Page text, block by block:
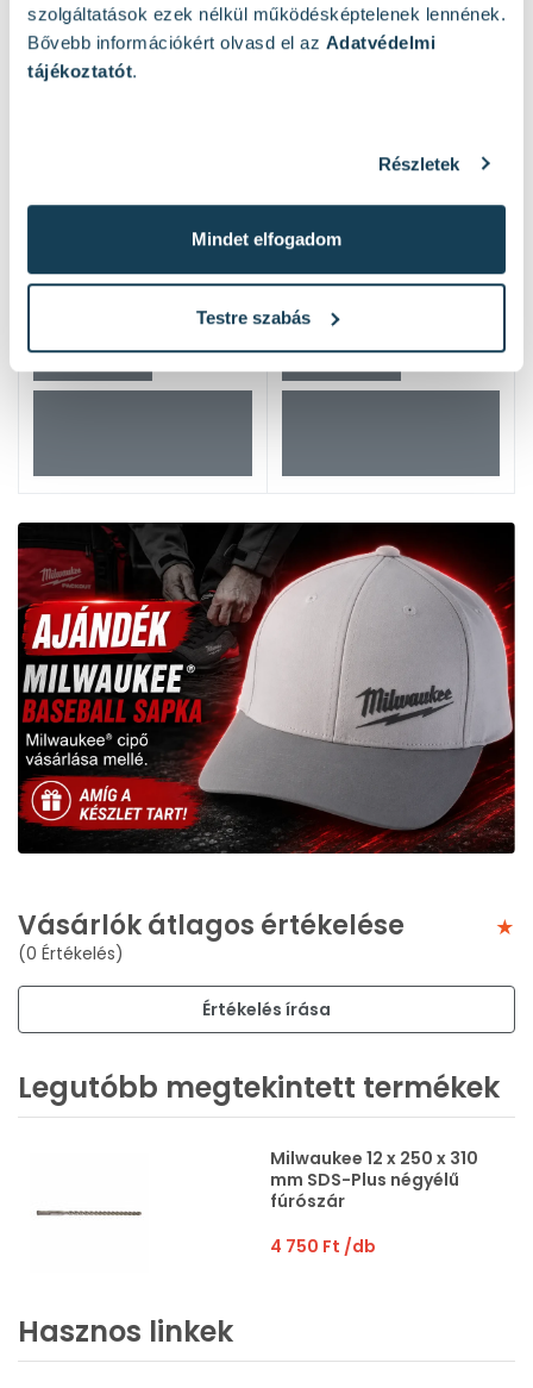
szolgáltatások ezek nélkül működésképtelenek lennének.
Bővebb információkért olvasd el az Adatvédelmi
tájékoztatót.
Részletek
Mindet elfogadom
Testre szabás
Vásárlók átlagos értékelése
(0 Értékelés)
Értékelés írása
Legutóbb megtekintett termékek
Milwaukee 12 x 250 x 310
mm SDS-Plus négyélű
fúrószár
4 750 Ft /db
Hasznos linkek